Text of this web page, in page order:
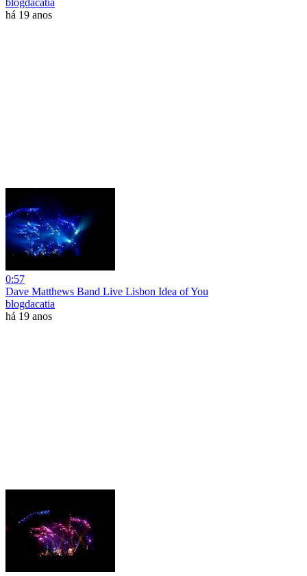
blogdacatia
há 19 anos
0:57
Dave Matthews Band Live Lisbon Idea of You
blogdacatia
há 19 anos